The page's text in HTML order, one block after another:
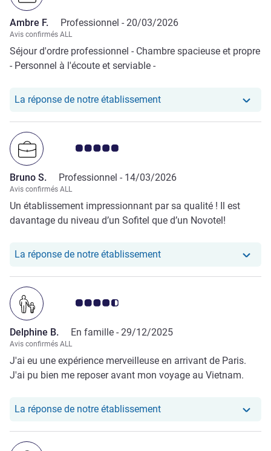
Ambre F. Professionnel - 20/03/2026
Avis confirmés ALL
Séjour d'ordre professionnel - Chambre spacieuse et propre
- Personnel à l'écoute et serviable -
La réponse de notre établissementNotre hôtel a repondu au
Note Avis clients 5.0/5
Bruno S. Professionnel - 14/03/2026
Avis confirmés ALL
Un établissement impressionnant par sa qualité ! Il est
davantage du niveau d’un Sofitel que d’un Novotel!
La réponse de notre établissementNotre hôtel a repondu au
Note Avis clients 4.5/5
Delphine B. En famille - 29/12/2025
Avis confirmés ALL
J'ai eu une expérience merveilleuse en arrivant de Paris.
J'ai pu bien me reposer avant mon voyage au Vietnam.
La réponse de notre établissementNotre hôtel a repondu au